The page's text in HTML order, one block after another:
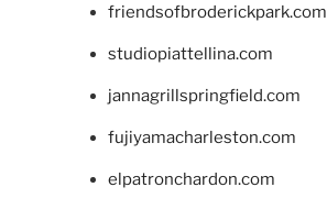
friendsofbroderickpark.com
studiopiattellina.com
jannagrillspringfield.com
fujiyamacharleston.com
elpatronchardon.com